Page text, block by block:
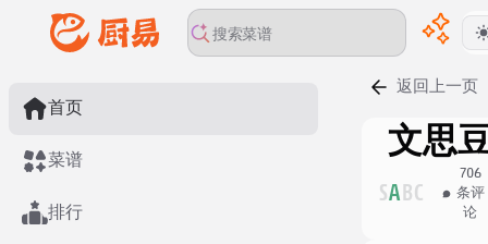
首页
菜谱
排行
返回上一页
文思
SA BC
706
条评
论